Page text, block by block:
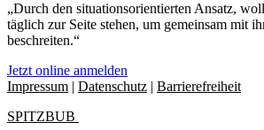
„Durch den situationsorientierten Ansatz,
täglich zur Seite stehen, um gemeinsam mit
beschreiten.“
Jetzt online anmelden
Impressum | Datenschutz | Barrierefreiheit
SPITZBUB